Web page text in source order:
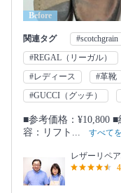
Before
関連タグ
#REGAL（リーガル）
#レディース
#革靴
#GUCCI（グッチ）
■参考価格：¥10,800
容：リフト...
すべて
レザーリペ